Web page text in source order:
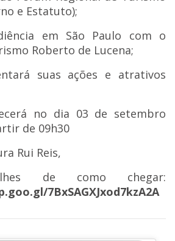
e Estatuto);
em São Paulo com o
Roberto de Lucena;
suas ações e atrativos
no dia 03 de setembro
de 09h30
Rui Reis,
de como chegar:
7BxSAGXJxod7kzA2A